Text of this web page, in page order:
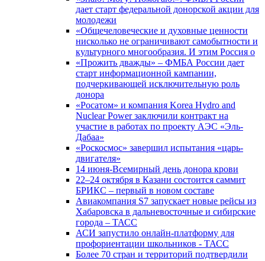
дает старт федеральной донорской акции для
молодежи
«Общечеловеческие и духовные ценности
нисколько не ограничивают самобытности и
культурного многообразия. И этим Россия о
«Прожить дважды» – ФМБА России дает
старт информационной кампании,
подчеркивающей исключительную роль
донора
«Росатом» и компания Korea Hydro and
Nuclear Power заключили контракт на
участие в работах по проекту АЭС «Эль-
Дабаа»
«Роскосмос» завершил испытания «царь-
двигателя»
14 июня-Всемирный день донора крови
22–24 октября в Казани состоится саммит
БРИКС – первый в новом составе
Авиакомпания S7 запускает новые рейсы из
Хабаровска в дальневосточные и сибирские
города – ТАСС
АСИ запустило онлайн-платформу для
профориентации школьников - ТАСС
Более 70 стран и территорий подтвердили